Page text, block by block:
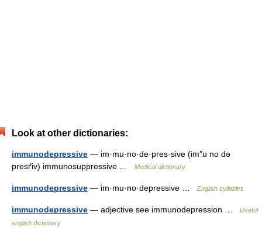
Look at other dictionaries:
immunodepressive — im·mu·no·de·pres·sive (im″u no də
presґiv) immunosuppressive …
Medical dictionary
immunodepressive — im·mu·no·depressive … English syllables
immunodepressive — adjective see immunodepression …
Useful
english dictionary